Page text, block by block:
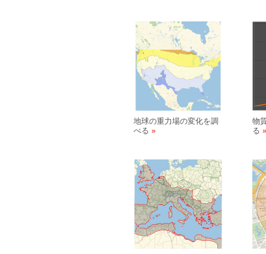
地球の重力場の変化を調
べる
物
る